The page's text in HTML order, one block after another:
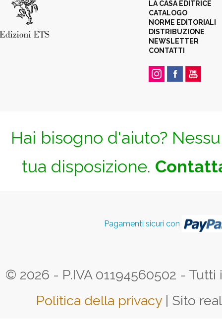
LA CASA EDITRICE
CATALOGO
NORME EDITORIALI
DISTRIBUZIONE
NEWSLETTER
CONTATTI
Hai bisogno d'aiuto?
tua disposizione.
Pagamenti sicuri con
© 2026 - P.IVA 01194560502 -
Politica della privacy | Sito